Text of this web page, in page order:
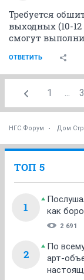
Требуется
выходных (10-
смогут
ОТВЕТИТЬ
1 ...
НГС.Форум Дом
ТОП 5
1
как
2 691
2
По
арт-